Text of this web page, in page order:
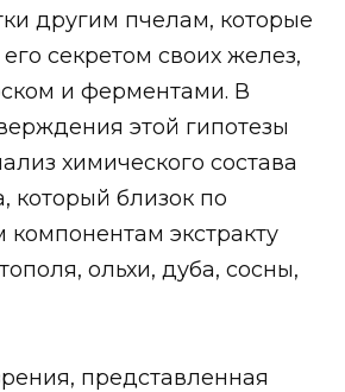
другим пчелам, которые
секретом своих желез,
и ферментами. В
этой гипотезы
химического состава
который близок по
экстракту
ольхи, дуба, сосны,
представленная